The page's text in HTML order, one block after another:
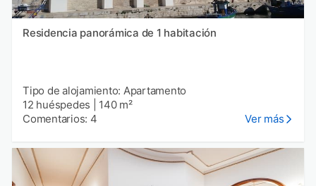
Residencia panorámica de 1 habitación
Tipo de alojamiento: Apartamento
12 huéspedes
140 m²
Comentarios: 4
Ver más